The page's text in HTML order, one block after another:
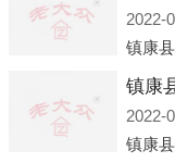
2022-
2022-